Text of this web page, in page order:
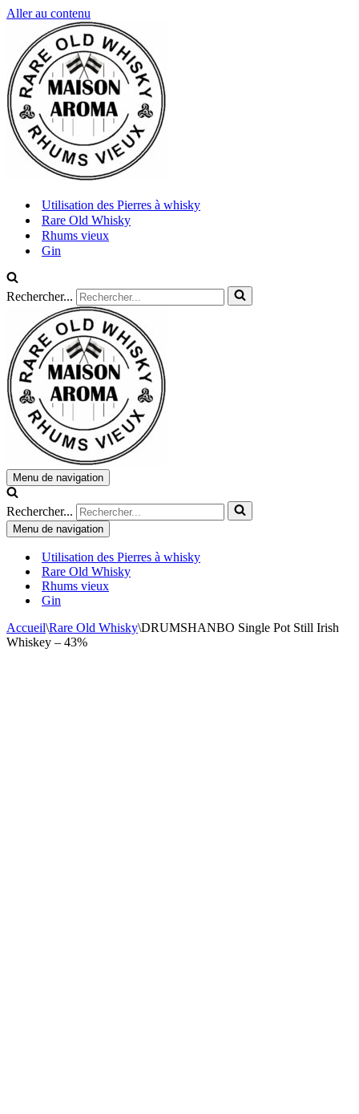
Aller au contenu
Utilisation des Pierres à whisky
Rare Old Whisky
Rhums vieux
Gin
Rechercher...
Menu de navigation
Rechercher...
Menu de navigation
Utilisation des Pierres à whisky
Rare Old Whisky
Rhums vieux
Gin
Accueil\Rare Old Whisky\DRUMSHANBO Single Pot Still Irish
Whiskey – 43%